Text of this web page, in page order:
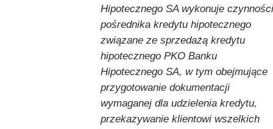
Hipotecznego SA wykonuje czynności
pośrednika kredytu hipotecznego
związane ze sprzedażą kredytu
hipotecznego PKO Banku
Hipotecznego SA, w tym obejmujące
przygotowanie dokumentacji
wymaganej dla udzielenia kredytu,
przekazywanie klientowi wszelkich